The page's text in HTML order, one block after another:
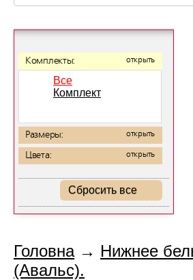
Комплекты: открыть
Все
Комплект
Размеры: открыть
Цвета: открыть
Сбросить все
Головна→ Нижнее
(Авальс).